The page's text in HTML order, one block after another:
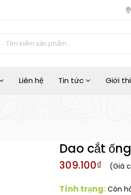
Liên hệ Tin tức Giới
Dao cắt
309.100₫ (Giá
Tình trạng: Còn